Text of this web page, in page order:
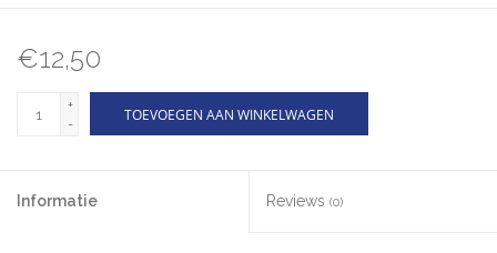
€12,50
+
-
TOEVOEGEN AAN WINKELWAGEN
Informatie Reviews (0)